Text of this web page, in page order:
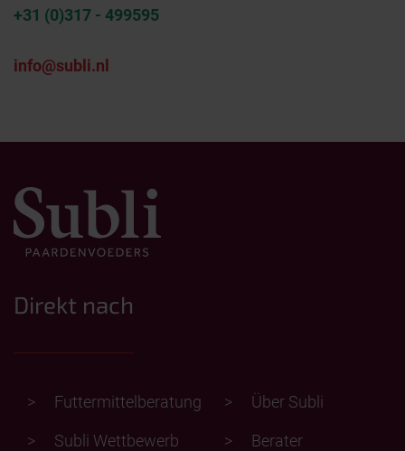
+31 (0)317 - 499595
info@subli.nl
Direkt nach
Futtermittelberatung
Subli Wettbewerb
Über Subli
Berater